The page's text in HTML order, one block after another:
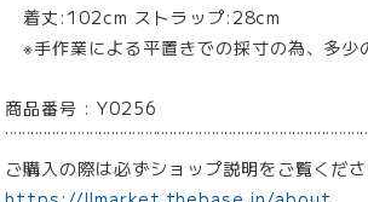
着丈:102cm ストラップ:28cm
※手作業による平置きでの採寸の為、多少
商品番号 : Y0256
ご購入の際は必ずショップ説明をご覧く